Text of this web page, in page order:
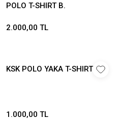
POLO T-SHIRT B.
2.000,00 TL
KSK POLO YAKA T-SHIRT Y.
1.000,00 TL